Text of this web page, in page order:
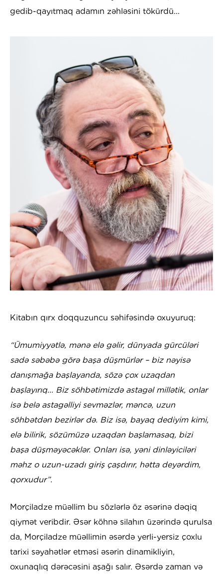
gedib-qayıtmaq adamın zəhləsini tökürdü...
Kitabın qırx doqquzuncu səhifəsində oxuyuruq:
“Ümumiyyətlə, mənə elə gəlir, dünyada gürcüləri
sadə səbəbə görə başa düşmürlər – biz nəyisə
danışmağa başlayanda, sözə çox uzaqdan
başlayırıq... Biz söhbətimizdə astagəl millətik, onlar
isə belə astagəlliyi sevməzlər, məncə, uzun
söhbətdən bezirlər də. Biz isə, bayaq dediyim kimi,
elə bilirik, sözümüzə uzaqdan başlamasaq, bizi
başa düşməyəcəklər. Onları isə, yəni dinləyiciləri
məhz o uzun-uzadı giriş çaşdırır, hətta deyərdim,
qorxudur”.
Morçiladze müəllim bu sözlərlə öz əsərinə dəqiq
qiymət veribdir. Əsər köhnə silahın üzərində qurulsa
da, Morçiladze müəllimin əsərdə yerli-yersiz çoxlu
tarixi səyahətlər etməsi əsərin dinamikliyin,
oxunaqlıq dərəcəsini aşağı salır. Əsərdə zaman və